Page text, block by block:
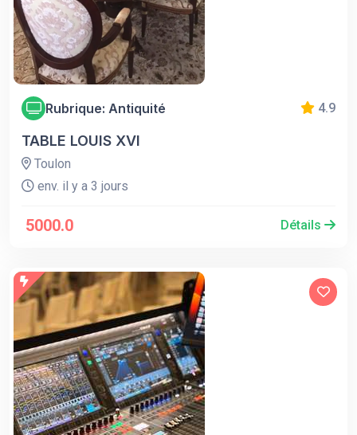
Rubrique: Antiquité 4.9
TABLE LOUIS XVI
Toulon
env. il y a 3 jours
5000.0 Détails